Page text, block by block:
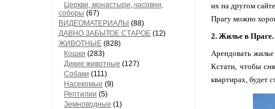
Церкви, монастыри, часовни,
соборы (67)
ВИДЕОМАТЕРИАЛЫ (88)
ДАВНО ЗАБЫТОЕ СТАРОЕ (12)
ЖИВОТНЫЕ (828)
Кошки (283)
Дикие животные (127)
Собаки (111)
Насекомые (9)
Рептилии (5)
Земноводные (1)
их на другом
Прагу можно
2. Жилье в Праге.
Арендовать
Кстати, чтобы
квартирах, будет